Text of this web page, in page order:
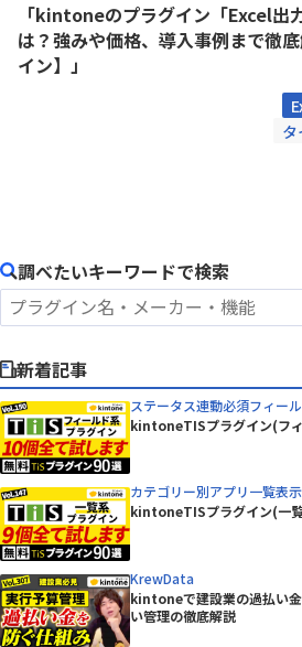
「kintoneのプラグイン「Excel出
は？強みや価格、導入事例まで徹
イン】」
調べたいキーワードで検索
新着記事
ステータス連動必須フィー
kintoneTISプラグイン(フ
カテゴリー別アプリ一覧表
kintoneTISプラグイン(一
KrewData
kintoneで建設業の過払い
い管理の徹底解説